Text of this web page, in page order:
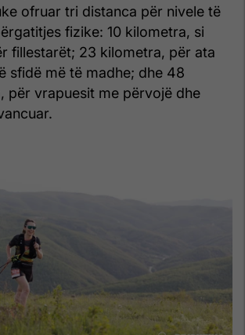
ofruar tri distanca për nivele të
fizike: 10 kilometra, si
fillestarët; 23 kilometra, për ata
sfidë më të madhe; dhe 48
për vrapuesit me përvojë dhe